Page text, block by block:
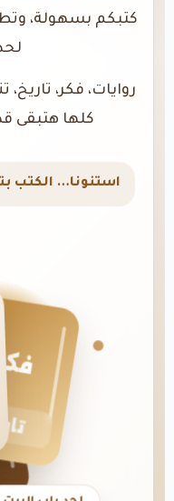
كتبكم بسهولة،
روايات، فكر،
كلها هتبقى
استنونا… الكتب
فكر